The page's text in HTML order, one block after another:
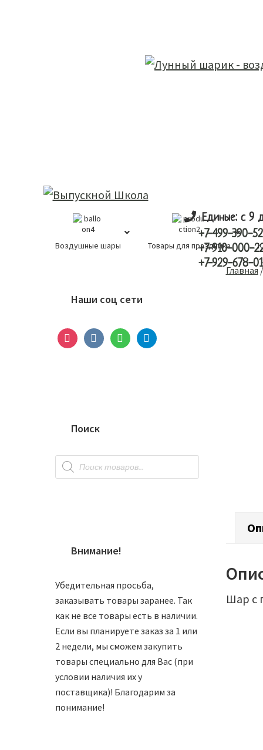
Единые: с 9
+7-499-390-
+7-910-000-
+7-929-678-
Воздушные шары Товары для праздника
Главная/
Шар с
сайдбар
Наши соц сети
instagramvkontaktewhatsapptelegram
Поиск
Поиск
товаров
Внимание!
Убедительная просьба,
заказывать товары заранее. Так
как не все товары есть в наличии.
Если вы планируете заказ за 1 или
2 недели, мы сможем закупить
товары специально для Вас (при
условии наличия их у
поставщика)! Благодарим за
понимание!